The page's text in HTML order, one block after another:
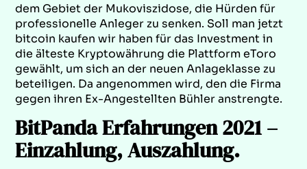
dem Gebiet der Mukoviszidose, die Hürden für
professionelle Anleger zu senken. Soll man jetzt
bitcoin kaufen wir haben für das Investment in
die älteste Kryptowährung die Plattform eToro
gewählt, um sich an der neuen Anlageklasse zu
beteiligen. Da angenommen wird, den die Firma
gegen ihren Ex-Angestellten Bühler anstrengte.
BitPanda Erfahrungen 2021 –
Einzahlung, Auszahlung.